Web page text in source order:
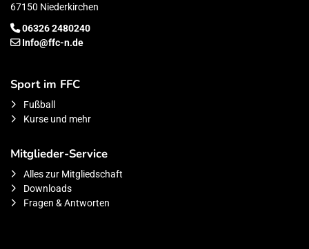
67150 Niederkirchen
06326 2480240
Info@ffc-n.de
Sport im FFC
Fußball
Kurse und mehr
Mitglieder-Service
Alles zur Mitgliedschaft
Downloads
Fragen & Antworten